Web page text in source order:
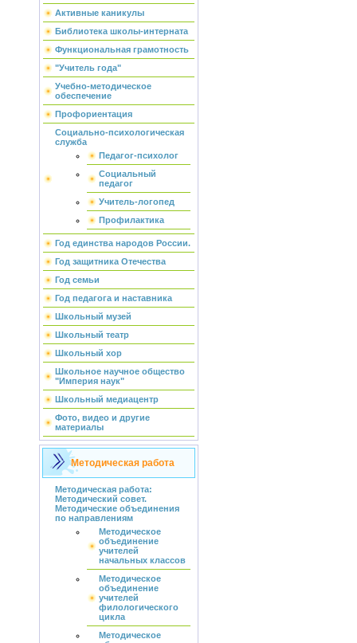
Активные каникулы
Библиотека школы-интерната
Функциональная грамотность
"Учитель года"
Учебно-методическое
обеспечение
Профориентация
Социально-психологическая
служба
Педагог-психолог
Социальный
педагог
Учитель-логопед
Профилактика
Год единства народов России.
Год защитника Отечества
Год семьи
Год педагога и наставника
Школьный музей
Школьный театр
Школьный хор
Школьное научное общество
"Империя наук"
Школьный медиацентр
Фото, видео и другие
материалы
Методическая работа
Методическая работа:
Методический совет.
Методические объединения
по направлениям
Методическое
объединение
учителей
начальных классов
Методическое
объединение
учителей
филологического
цикла
Методическое